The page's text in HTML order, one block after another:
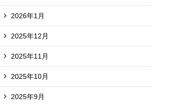
2026年1月
2025年12月
2025年11月
2025年10月
2025年9月